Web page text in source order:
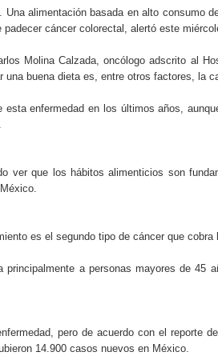
sufre dos duros golpes por
encabeza sexta edición del
de Salud intensifica acciones
millones de pesos en bancos
. Una alimentación basada en alto consumo
cáncer colorectal, alertó este
Molina Calzada, oncólogo adscrito al
una buena dieta es, entre otros factores, la
enfermedad en los últimos años,
ver que los hábitos alimenticios son
es el segundo tipo de cáncer que
principalmente a personas mayores de
pero de acuerdo con el reporte
14.900 casos nuevos en México.